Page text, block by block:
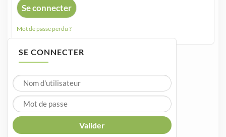
Mot de passe perdu ?
SE CONNECTER